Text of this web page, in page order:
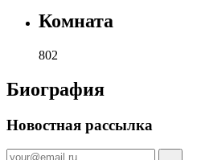
Комната
802
Биография
Новостная рассылка